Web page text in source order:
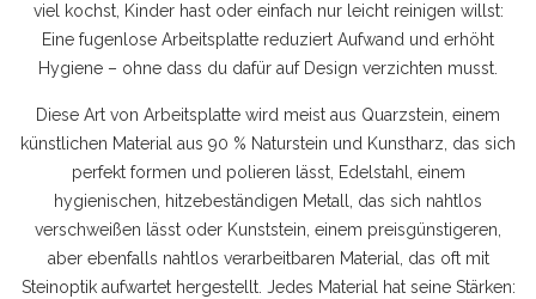
viel kochst, Kinder hast oder einfach nur leicht reinigen willst:
Eine fugenlose Arbeitsplatte reduziert Aufwand und erhöht
Hygiene – ohne dass du dafür auf Design verzichten musst.
Diese Art von Arbeitsplatte wird meist aus Quarzstein einem
künstlichen Material aus 90 % Naturstein und Kunstharz, das sich
perfekt formen und polieren lässt, Edelstahl
einem
hygienischen, hitzebeständigen Metall, das sich nahtlos
verschweißen lässt oder Kunststein einem preisgünstigeren,
aber ebenfalls nahtlos verarbeitbaren Material, das oft mit
Steinoptik aufwartethergestellt. Jedes Material hat seine Stärken: